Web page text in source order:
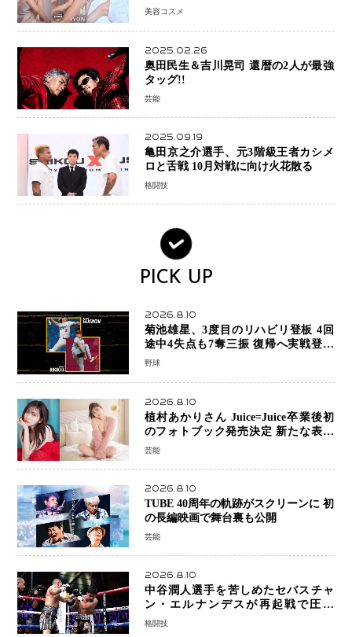
「iYON」が描く新しいスキンケア体
美容コスメ
2025.02.26
奥田民生＆吉川晃司 還暦の2人が最強
タッグ!!
芸能
2025.09.19
亀田京之介選手、元3階級王者カシメ
格闘技
PICK UP
2026.8.10
菊池雄星、3度目のリハビリ登板 4回
途中4失点も7奪三振 復帰へ実戦登板
を重ねる
野球
2026.8.10
植村あかりさん Juice=Juice卒業後初
のフォトブック発売決定 新たな表現
者としての“今”を凝縮
芸能
2026.8.10
TUBE 40周年の軌跡がスクリーンに 初
の長編映画で舞台裏も公開
芸能
2026.8.10
中谷潤人選手を苦しめたセバスチャ
ン・エルナンデスが再起戦で圧巻
KO 2回で相手を沈める…次戦は亀田
格闘技